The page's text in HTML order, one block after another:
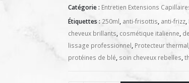
Catégorie : Entretien Extensions
Étiquettes : 250ml, anti-frisottis, anti-frizz,
cheveux brillants, cosmétique italienne,
lissage professionnel, Protecteur thermal
protéines de blé, soin cheveux rebelles,